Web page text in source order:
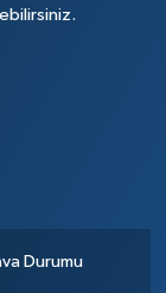
Durumu